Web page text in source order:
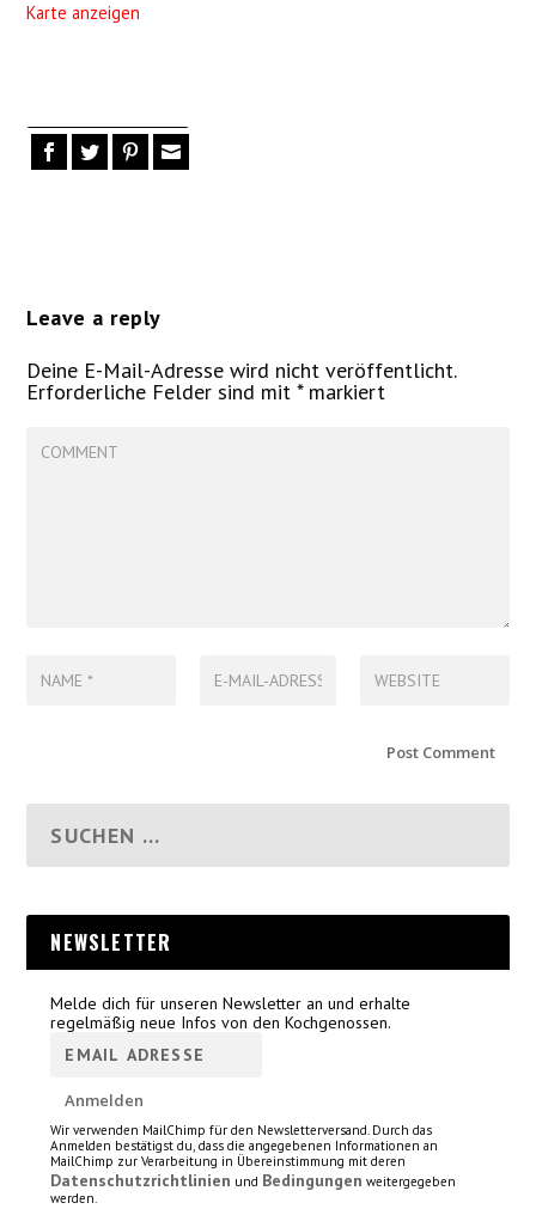
Karte anzeigen
Leave a reply
Deine E-Mail-Adresse wird nicht veröffentlicht.
Erforderliche Felder sind mit*markiert
NEWSLETTER
Melde dich für unseren Newsletter an und erhalte
regelmäßig neue Infos von den Kochgenossen.
Wir verwenden MailChimp für den Newsletterversand. Durch das
Anmelden bestätigst du, dass die angegebenen Informationen an
MailChimp zur Verarbeitung in Übereinstimmung mit deren
Datenschutzrichtlinien und Bedingungen weitergegeben
werden.